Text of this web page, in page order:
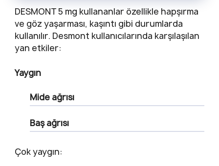
DESMONT 5 mg kullananlar özellikle hapşırma
ve göz yaşarması, kaşıntı gibi durumlarda
kullanılır. Desmont kullanıcılarında karşılaşılan
yan etkiler:
Yaygın
Mide ağrısı
Baş ağrısı
Çok yaygın: